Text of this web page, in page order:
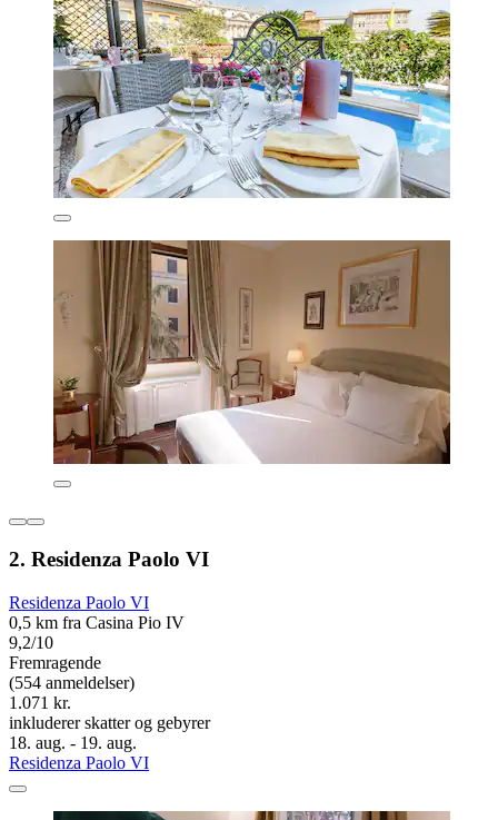
2. Residenza Paolo VI
Residenza Paolo VI
0,5 km fra Casina Pio IV
9,2/10
Fremragende
(554 anmeldelser)
1.071 kr.
inkluderer skatter og gebyrer
18. aug. - 19. aug.
Residenza Paolo VI